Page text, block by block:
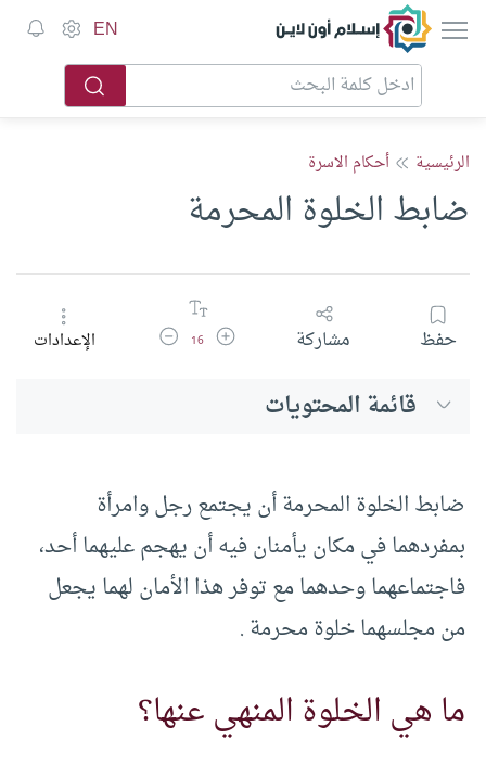
إسلام أون لاين EN
الرئيسية أحكام الاسرة
ضابط الخلوة المحرمة
حفظ مشاركة زيادة حجم الخط
16 تقليل حجم الخطالإعدادات
قائمة المحتويات
ضابط الخلوة المحرمة أن يجتمع رجل وامرأة
بمفردهما في مكان يأمنان فيه أن يهجم عليهما أحد،
فاجتماعهما وحدهما مع توفر هذا الأمان لهما يجعل
من مجلسهما خلوة محرمة .
ما هي الخلوة المنهي عنها؟